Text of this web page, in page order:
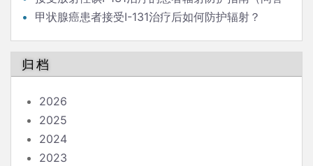
版）甲状腺癌患者接受I-131治疗后如何防护辐射？
归档
2026
2025
2024
2023